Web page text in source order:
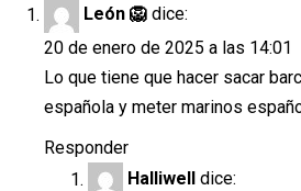
León 🦁 dice:
20 de enero de 2025 a las 14:01
Lo que tiene que hacer sacar
española y meter marinos
Responder
Halliwell
dice: